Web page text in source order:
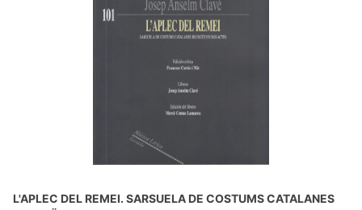
L'APLEC DEL REMEI. SARSUELA DE COSTUMS CATALANES